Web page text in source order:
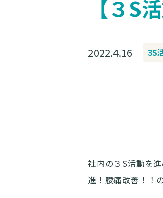
【３S
2022.4.16 3S
社内の３S活動を
進！腰痛改善！！